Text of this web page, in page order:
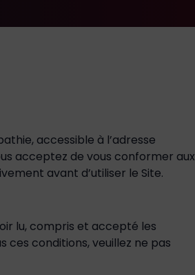
accessible à l’adresse
acceptez de vous conformer aux
avant d’utiliser le Site.
lu, compris et accepté les
ces conditions, veuillez ne pas